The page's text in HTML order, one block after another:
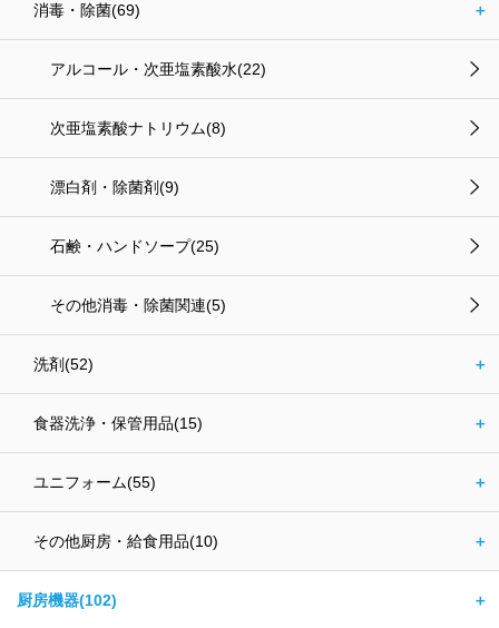
消毒・除菌(69) ＋
アルコール・次亜塩素酸水(22)
次亜塩素酸ナトリウム(8)
漂白剤・除菌剤(9)
石鹸・ハンドソープ(25)
その他消毒・除菌関連(5)
洗剤(52) ＋
食器洗浄・保管用品(15) ＋
ユニフォーム(55) ＋
その他厨房・給食用品(10) ＋
厨房機器(102) ＋